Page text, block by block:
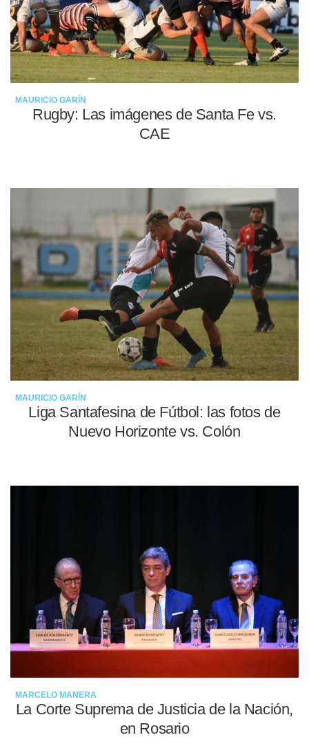
MAURICIO GARÍN
Rugby: Las imágenes de Santa Fe vs.
CAE
MAURICIO GARÍN
Liga Santafesina de Fútbol: las fotos de
Nuevo Horizonte vs. Colón
MARCELO MANERA
La Corte Suprema de Justicia de la Nación,
en Rosario